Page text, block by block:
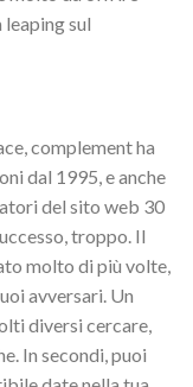
sul
complement ha
dal 1995, e anche
del sito web 30
troppo. Il
molto di più volte,
avversari. Un
diversi cercare,
In secondi, puoi